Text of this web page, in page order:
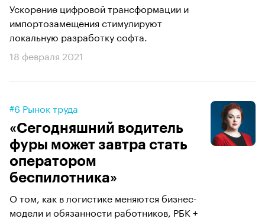
Ускорение цифровой трансформации и
импортозамещения стимулируют
локальную разработку софта.
18 февраля 2021
#6 Рынок труда
«Сегодняшний водитель
фуры может завтра стать
оператором
беспилотника»
О том, как в логистике меняются бизнес-
модели и обязанности работников, РБК +